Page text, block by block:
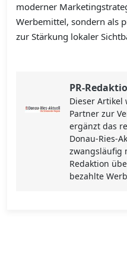
moderner
Werbemittel, sondern als
zur Stärkung lokaler
PR-
Dieser Artikel
Partner zur
ergänzt das
Donau-Ries-
zwangsläufig
Redaktion
bezahlte